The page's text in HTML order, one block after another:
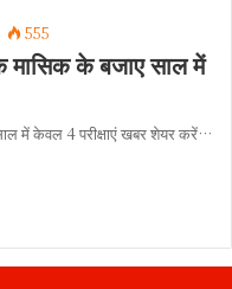
555
के बजाए साल में
में केवल 4 परीक्षाएं खबर शेयर करें…